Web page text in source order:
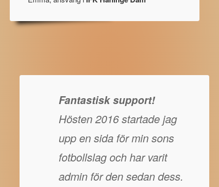
Fantastisk support!
Hösten 2016 startade jag
upp en sida för min sons
fotbollslag och har varit
admin för den sedan dess.